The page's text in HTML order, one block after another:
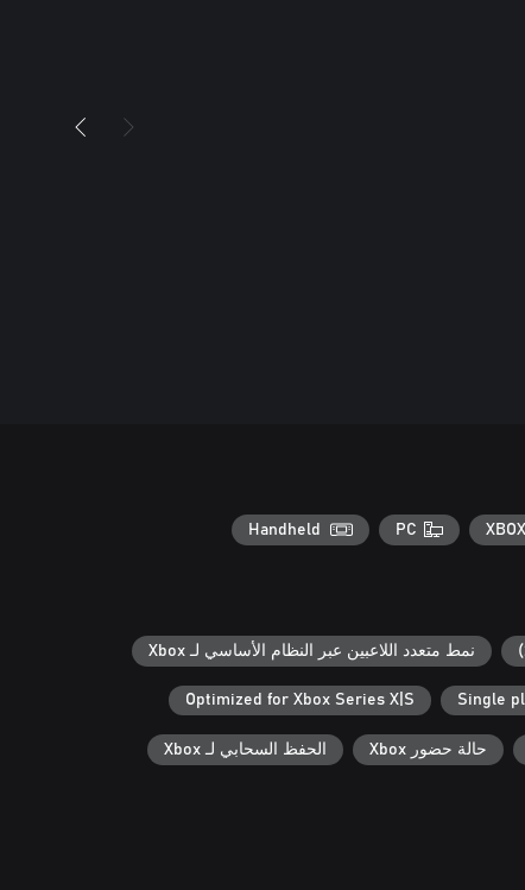
PC
Handheld
نمط متعدد اللاعبين عبر النظام الأساسي لـ Xbox
Single
Optimized for Xbox Series X|S
حالة حضور Xbox الحفظ السحابي لـ Xbox